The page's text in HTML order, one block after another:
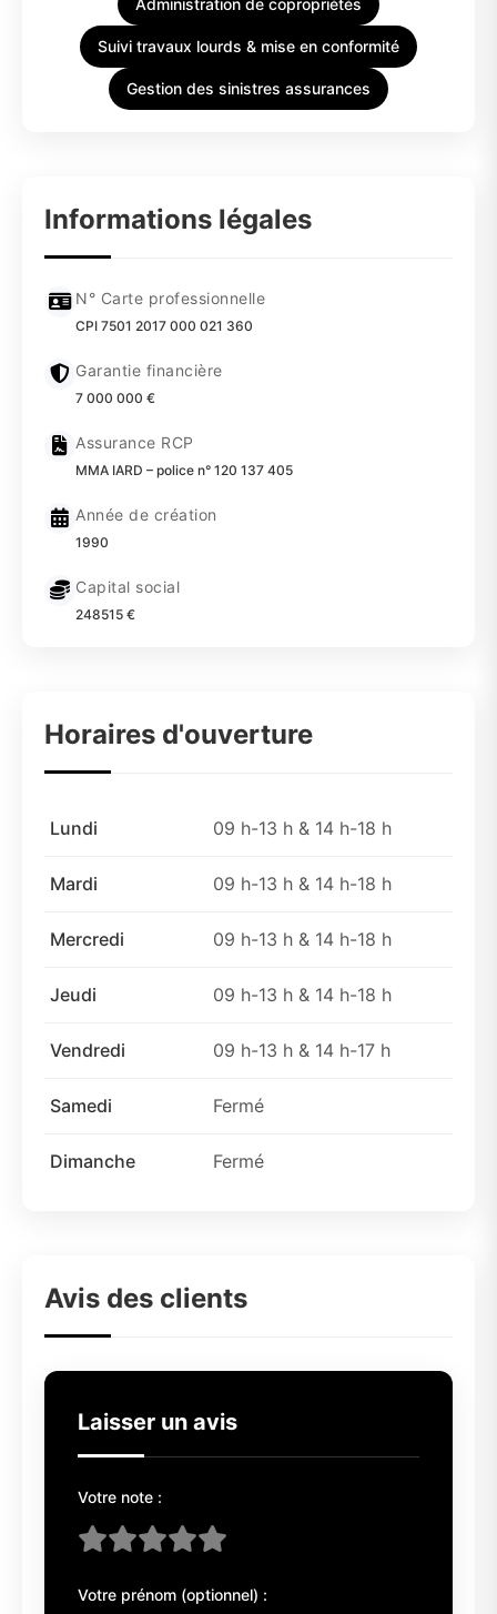
Administration de copropriétés
Suivi travaux lourds & mise en conformité
Gestion des sinistres assurances
Informations légales
N° Carte professionnelle
CPI 7501 2017 000 021 360
Garantie financière
7 000 000 €
Assurance RCP
MMA IARD – police n° 120 137 405
Année de création
1990
Capital social
248515 €
Horaires d'ouverture
Lundi 09 h-13 h & 14 h-18 h
Mardi 09 h-13 h & 14 h-18 h
Mercredi 09 h-13 h & 14 h-18 h
Jeudi 09 h-13 h & 14 h-18 h
Vendredi 09 h-13 h & 14 h-17 h
Samedi Fermé
Dimanche Fermé
Avis des clients
Laisser un avis
Votre note :
Votre prénom (optionnel) :